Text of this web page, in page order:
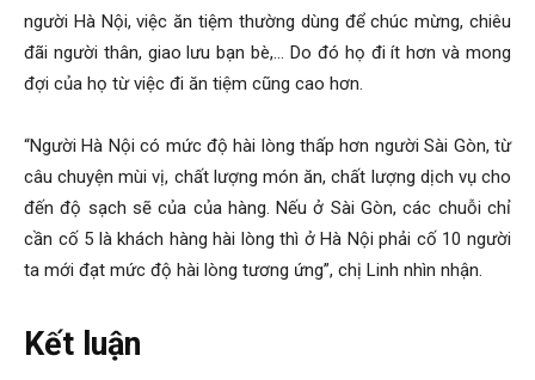
người Hà Nội, việc ăn tiệm thường dùng để chúc mừng, chiêu
đãi người thân, giao lưu bạn bè,… Do đó họ đi ít hơn và mong
đợi của họ từ việc đi ăn tiệm cũng cao hơn.
“Người Hà Nội có mức độ hài lòng thấp hơn người Sài Gòn, từ
câu chuyện mùi vị, chất lượng món ăn, chất lượng dịch vụ cho
đến độ sạch sẽ của của hàng. Nếu ở Sài Gòn, các chuỗi chỉ
cần cố 5 là khách hàng hài lòng thì ở Hà Nội phải cố 10 người
ta mới đạt mức độ hài lòng tương ứng”, chị Linh nhìn nhận.
Kết luận